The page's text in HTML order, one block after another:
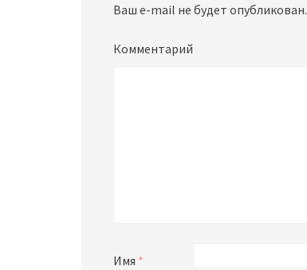
Ваш e-mail не будет опубликован.
Комментарий
Имя *